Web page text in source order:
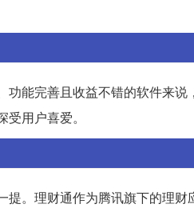
能完善且收益不错的软件来
用户喜爱。
。理财通作为腾讯旗下的理